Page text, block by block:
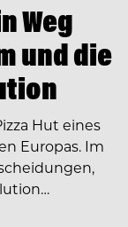
Weg
und die
Hut eines
Europas. Im